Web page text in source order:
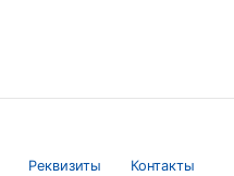
Реквизиты Контакты